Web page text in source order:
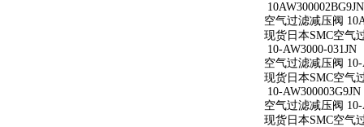
10AW300002BG9JN
空气过滤减压阀
现货日本SMC空气
10-AW3000-031JN
空气过滤减压阀 10-
现货日本SMC空气
10-AW300003G9JN
空气过滤减压阀 10-
现货日本SMC空气